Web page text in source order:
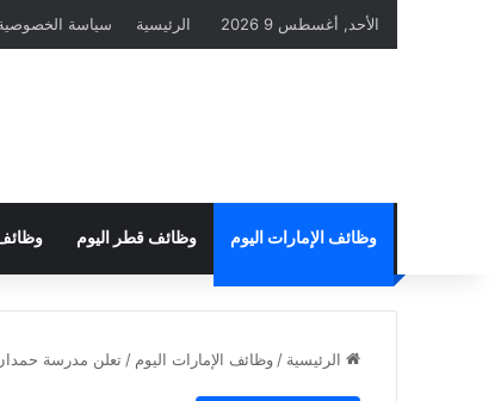
الأحد, أغسطس 9 2026 الرئيسية سياسة
وظائف الإمارات اليوم وظائف قطر اليوم
الرئيسية / وظائف الإمارات اليوم / تعلن مدرسة